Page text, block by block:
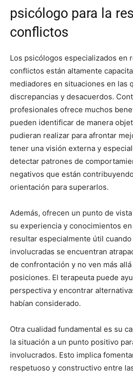
psicólogo para la
conflictos
Los psicólogos especializados en
conflictos están altamente
mediadores en situaciones en las
discrepancias y desacuerdos.
profesionales ofrece muchos
pueden identificar de manera
pudieran realizar para afrontar
tener una visión externa y
detectar patrones de
negativos que están
orientación para superarlos.
Además, ofrecen un punto de
su experiencia y conocimientos
resultar especialmente útil
involucradas se encuentran
de confrontación y no ven más
posiciones. El terapeuta puede
perspectiva y encontrar
habían considerado.
Otra cualidad fundamental es su
la situación a un punto positivo
involucrados. Esto implica
respetuoso y constructivo entre